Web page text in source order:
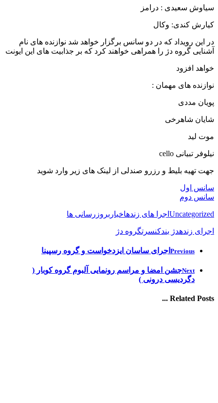
سیاوش سعیدی : درامز
کیارش کندی: وکال
در این رویداد که در دو سانس برگزار خواهد شد نوازنده های نام
آشنایی گروه دژ را همراهی خواهند کرد که بر جذابیت های این ایونت
خواهد افزود
نوازنده های مهمان :
پویان مددی
شایان شاهرخی
موت لید
نیلوفر تبیانی cello
جهت تهیه بلیط و رزرو صندلی از لینک های زیر وارد شوید
سانس اول
سانس دوم
Uncategorized اجرا های زندهاخبار بروزرسانی ها
اجرای زندهدژ بندکنسرتگروه دژ
Previous اجرای ساسان ایزدخواست و گروه رسپینا
Nextجشن امضا و مراسم رونمایی آلبوم گروه کوبار (
دگردیسی درونی )
Related Posts ...